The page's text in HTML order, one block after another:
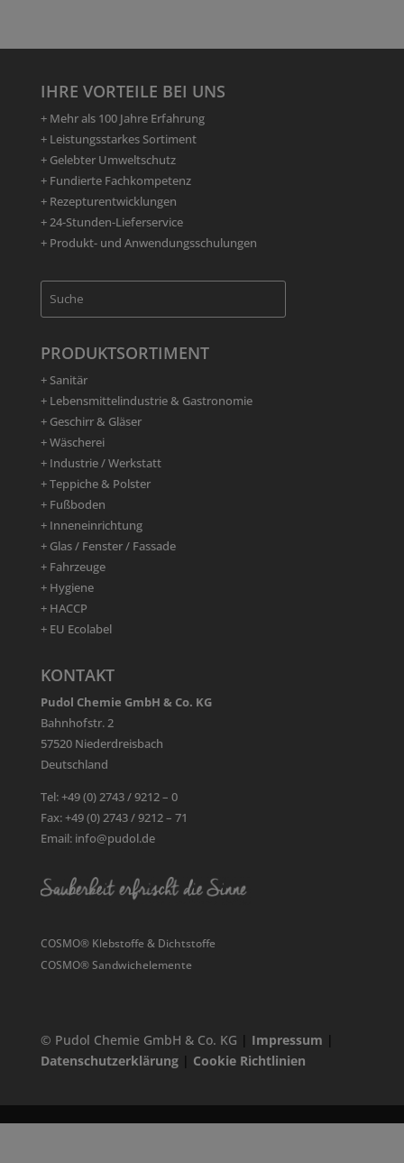
IHRE VORTEILE BEI UNS
+ Mehr als 100 Jahre Erfahrung
+ Leistungsstarkes Sortiment
+ Gelebter Umweltschutz
+ Fundierte Fachkompetenz
+ Rezepturentwicklungen
+ 24-Stunden-Lieferservice
+ Produkt- und Anwendungsschulungen
PRODUKTSORTIMENT
+ Sanitär
+ Lebensmittelindustrie & Gastronomie
+ Geschirr & Gläser
+ Wäscherei
+ Industrie / Werkstatt
+ Teppiche & Polster
+ Fußboden
+ Inneneinrichtung
+ Glas / Fenster / Fassade
+ Fahrzeuge
+ Hygiene
+ HACCP
+ EU Ecolabel
KONTAKT
Pudol Chemie GmbH & Co. KG
Bahnhofstr. 2
57520 Niederdreisbach
Deutschland
Tel: +49 (0) 2743 / 9212 – 0
Fax: +49 (0) 2743 / 9212 – 71
Email: info@pudol.de
COSMO® Klebstoffe & Dichtstoffe
COSMO® Sandwichelemente
© Pudol Chemie GmbH & Co. KG | Impressum |
Datenschutzerklärung| Cookie Richtlinien